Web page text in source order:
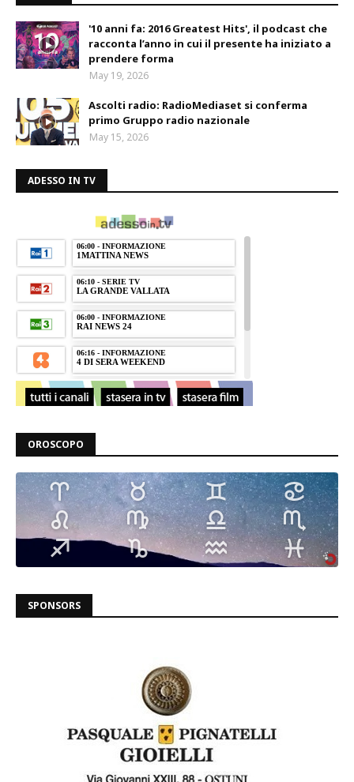
'10 anni fa: 2016 Greatest Hits', il podcast che
racconta l’anno in cui il presente ha iniziato a
prendere forma
May 19, 2026
Ascolti radio: RadioMediaset si conferma
primo Gruppo radio nazionale
May 15, 2026
ADESSO IN TV
OROSCOPO
SPONSORS